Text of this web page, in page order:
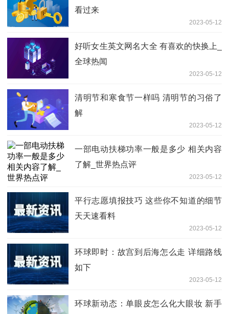
看过来
2023-05-12
好听女生英文网名大全 有喜欢的快换上_
全球热闻
2023-05-12
清明节和寒食节一样吗 清明节的习俗了
解
2023-05-12
一部电动扶梯功率一般是多少 相关内容
了解_世界热点评
2023-05-12
平行志愿填报技巧 这些你不知道的细节
天天速看料
2023-05-12
环球即时：故宫到后海怎么走 详细路线
如下
2023-05-12
环球新动态：单眼皮怎么化大眼妆 新手